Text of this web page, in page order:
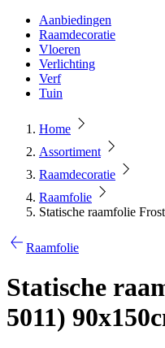
Aanbiedingen
Raamdecoratie
Vloeren
Verlichting
Verf
Tuin
Home
Assortiment
Raamdecoratie
Raamfolie
Statische raamfolie
Raamfolie
Statische
5011)